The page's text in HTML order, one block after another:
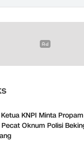
KNPI Minta
Oknum Polisi